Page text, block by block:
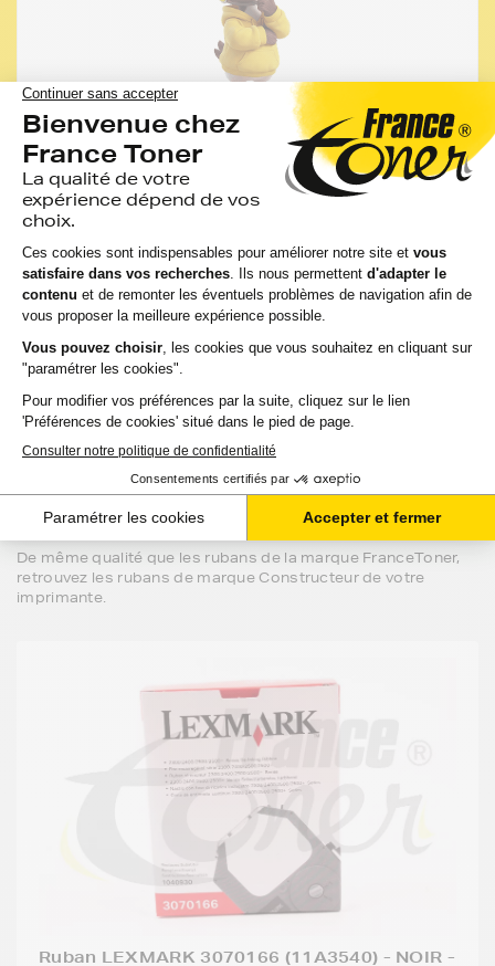
Les conseils de FranceToner
Vous pourriez économiser jusqu'à -50% avec les
cartouches, rubans et accessoires compatibles
France Toner.
Toutes nos cartouches d'encre FranceToner sont
100% compatibles avec votre imprimante,
sélectionnées pour la qualité de l'encre et garanties
2 ans. 80% de nos clients choisissent ces
cartouches.
Les rubansConstructeurpour votre
imprimante LEXMARK 2390
De même qualité que les rubans de la marque FranceToner,
retrouvez les rubans de marque Constructeur de votre
imprimante.
Ruban LEXMARK 3070166 (11A3540) - NOIR -